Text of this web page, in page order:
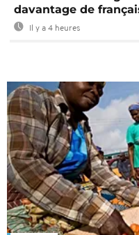
davantage de
Il y a 4 heures